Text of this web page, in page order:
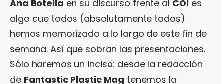
Ana Botella en su discurso frente al COI es
algo que todos (absolutamente todos)
hemos memorizado a lo largo de este fin de
semana. Así que sobran las presentaciones.
Sólo haremos un inciso: desde la redacción
de Fantastic Plastic Mag tenemos la